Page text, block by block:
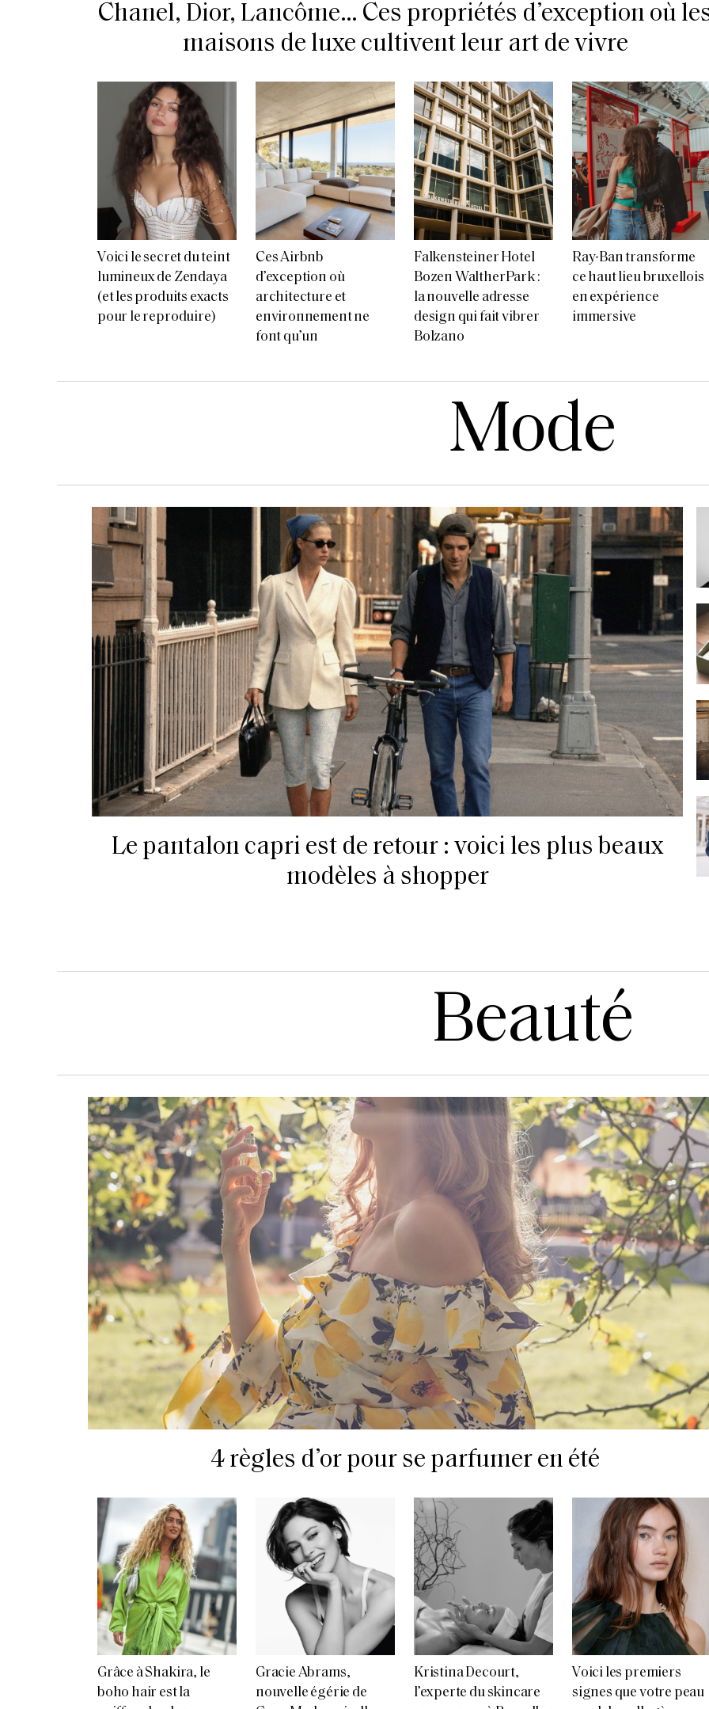
Chanel, Dior, Lancôme… Ces propriétés d’exception où
maisons de luxe cultivent leur art de vivre
Voici le secret du teint
lumineux de Zendaya
(et les produits exacts
pour le reproduire)
Ces Airbnb
d’exception où
architecture et
environnement ne
font qu’un
Falkensteiner Hotel
Bozen WaltherPark :
la nouvelle adresse
design qui fait vibrer
Bolzano
Ray-Ban transforme
ce haut lieu bruxellois
en expérience
immersive
Mode
Le pantalon capri est de retour : voici les plus beaux
modèles à shopper
Beauté
4 règles d’or pour se parfumer en été
Grâce à Shakira, le
boho hair est la
Gracie Abrams,
nouvelle égérie de
Kristina Decourt,
l’experte du skincare
Voici les premiers
signes que votre peau